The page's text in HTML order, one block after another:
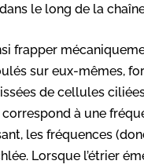
le long de la
frapper
sur eux-mêmes,
de cellules
à une
les fréquences
Lorsque l’étrier